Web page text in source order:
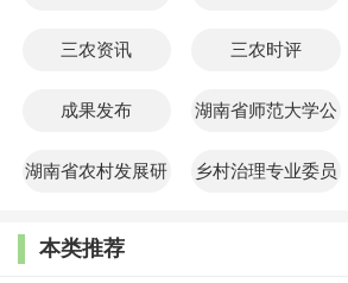
三农资讯 三农时评
成果发布 湖南省师范大学公
湖南省农村发展研
乡村治理专业委员
本类推荐